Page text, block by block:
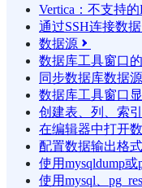
Vertica：不支持
通过SSH连接数
数据源 
数据库工具窗口
同步数据库数据
数据库工具窗口
创建表、列、索
在编辑器中打开
配置数据输出格
使用mysqldump
使用mysql、